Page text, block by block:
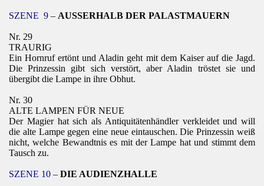
SZENE 9 – AUSSERHALB DER PALASTMAUERN
Nr. 29
TRAURIG
Ein Hornruf ertönt und Aladin geht mit dem Kaiser auf die Jagd.
Die Prinzessin gibt sich verstört, aber Aladin tröstet sie und
übergibt die Lampe in ihre Obhut.
Nr. 30
ALTE LAMPEN FÜR NEUE
Der Magier hat sich als Antiquitätenhändler verkleidet und will
die alte Lampe gegen eine neue eintauschen. Die Prinzessin weiß
nicht, welche Bewandtnis es mit der Lampe hat und stimmt dem
Tausch zu.
SZENE 10 – DIE AUDIENZHALLE